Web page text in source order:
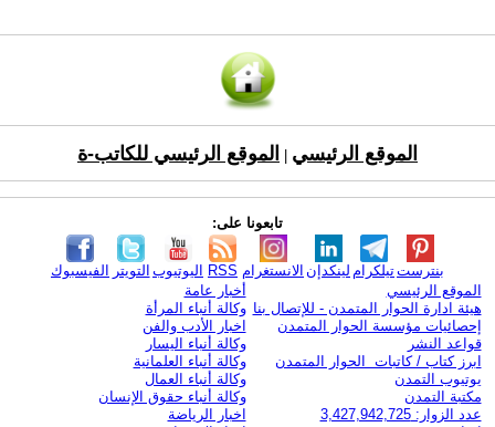
الموقع الرئيسي الموقع الرئيسي للكاتب-ة
تابعونا على:
الفيسبوك التويتر اليوتيوب RSS الانستغرام لينكدإن تيلكرامبنترست
الموقع الرئيسي
هيئة ادارة الحوار المتمدن - للإتصال بنا
إحصائيات مؤسسة الحوار المتمدن
قواعد النشر
ابرز كتاب / كاتبات الحوار المتمدن
يوتيوب التمدن
مكتبة التمدن
عدد الزوار: 3,427,942,725
أخبار عامة
وكالة أنباء المرأة
اخبار الأدب والفن
وكالة أنباء اليسار
وكالة أنباء العلمانية
وكالة أنباء العمال
وكالة أنباء حقوق الإنسان
اخبار الرياضة